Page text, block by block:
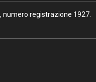
registrazione 1927.